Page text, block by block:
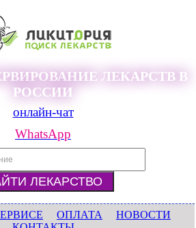
ЛЕКАРСТВ В
РОССИИ
онлайн-чат
WhatsApp
ОПЛАТА
НОВОСТИ